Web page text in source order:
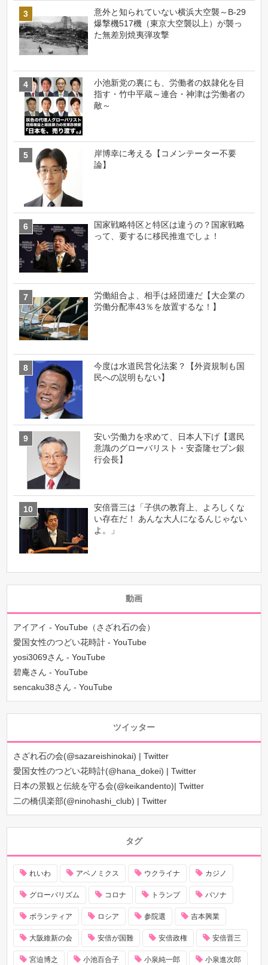
意外と知られていない横浜大空襲～B-29
爆撃機517機（東京大空襲以上）が襲っ
た無差別焼夷弾攻撃
小池新党の裏にも、労働者の奴隷化を目
指す・竹中平蔵～連合・神津は労働者の
敵～
岸博幸に考える【コメンテーター不要
論】
国家戦略特区と特区は違うの？国家戦略
って、要するに移民推進でしょ！
労働組合よ、相手は経団連だ【大企業の
労働分配率43％を放置するな！】
今度は水道民営化法案？【外資規制も国
民への説明もない】
安い労働力を求めて、日本人下げ【選民
意識のグローバリスト・安斎隆セブン銀
行会長】
安倍晋三は「子供の教育上、よろしくな
い存在だ！ あんな大人になるんじゃない
よ。」
動画
アイアイ - YouTube（さざれ石の会）
愛国女性のつどい花時計 - YouTube
yosi3069さん - YouTube
碧庵さん - YouTube
sencaku38さん - YouTube
ツイッター
さざれ石の会(@sazareishinokai) | Twitter
愛国女性のつどい花時計(@hana_dokei) | Twitter
日本の景観と伝統を守る会(@keikandento)| Twitter
二の橋倶楽部(@ninohashi_club) | Twitter
タグ
れいわ アベノミクス ウクライナ カジノ
グローバリズム コロナ トランプ パソナ
ボランティア ロシア 参院選 吉本興業
大阪維新の会 安倍が国難 安倍政権 安倍晋三
宮迫博之 小池百合子 小泉純一郎 小泉進次郎